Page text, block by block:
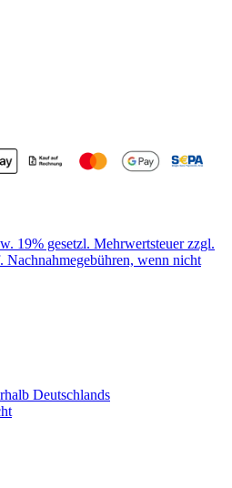
19% gesetzl. Mehrwertsteuer zzgl.
Nachnahmegebühren, wenn nicht
Deutschlands